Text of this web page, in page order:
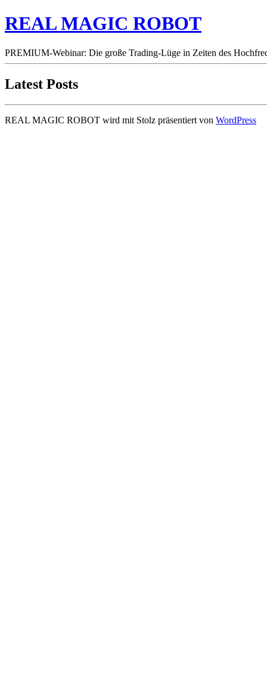
REAL MAGIC ROBOT
PREMIUM-Webinar: Die große Trading-Lüge in Zeiten des
Latest Posts
REAL MAGIC ROBOT wird mit Stolz präsentiert von WordPress